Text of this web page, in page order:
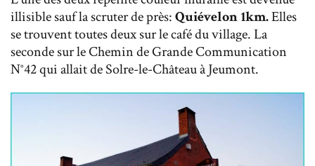
illisible sauf la scruter de près:Quiévelon 1km.Elles
se trouvent toutes deux sur le café du village. La
seconde sur le Chemin de Grande Communication
N°42 qui allait de Solre-le-Château à Jeumont.